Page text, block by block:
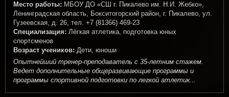
Место работы: МБОУ ДО «СШ г. Пикалево им. Н.И. Жебко»,
Ленинградская область, Бокситогорский район, г. Пикалево, ул.
Гузеевская, д. 26, тел. +7 (81366) 469-23
Специализация: Лёгкая атлетика, подготовка юных
спортсменов
Возраст учеников: Дети, юноши
Опытнейший тренер-преподаватель с 35-летним стажем.
Ведет дополнительные общеразвивающие программы и
программы спортивной подготовки по легкой атлетик...